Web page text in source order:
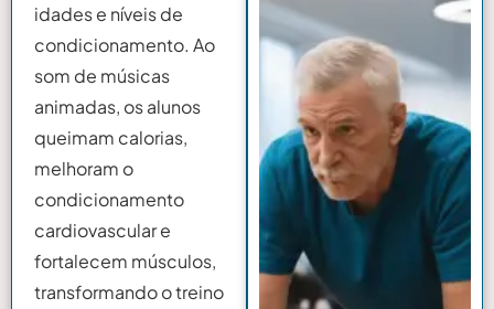
idades e níveis de
condicionamento. Ao
som de músicas
animadas, os alunos
queimam calorias,
melhoram o
condicionamento
cardiovascular e
fortalecem músculos,
transformando o treino